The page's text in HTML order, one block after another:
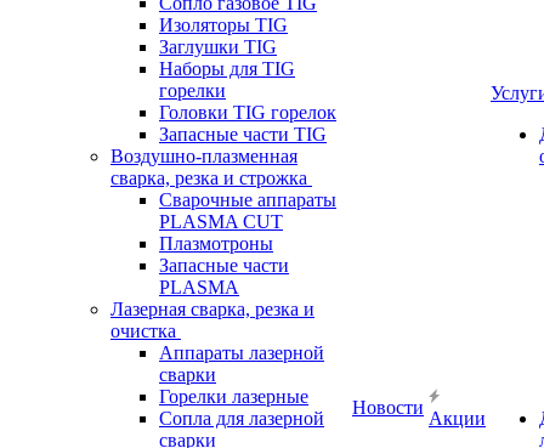
Изоляторы TIG
Заглушки TIG
Наборы для TIG
горелки
Головки TIG горелок
Запасные части TIG
Воздушно-плазменная
сварка, резка и строжка
Сварочные аппараты
PLASMA CUT
Плазмотроны
Запасные части
PLASMA
Лазерная сварка, резка и
очистка
Аппараты лазерной
сварки
Горелки лазерные
Сопла для лазерной
сварки
Новости
Акции